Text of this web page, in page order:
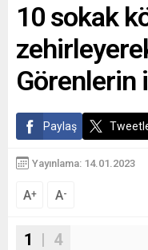
10 sokak
Görenlerin
Paylaş
Yayınlama: 14.01.2023
A+ A-
1 | 4